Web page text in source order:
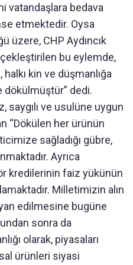
vatandaşlara bedava
etmektedir. Oysa
üzere, CHP Aydıncık
bu eylemde,
kin ve düşmanlığa
dökülmüştür” dedi.
saygılı ve usulüne uygun
“Dökülen her ürünün
sağladığı gübre,
Ayrıca
kredilerinin faiz yükünün
Milletimizin alın
edilmesine bugüne
sonra da
olarak, piyasaları
ürünleri siyasi